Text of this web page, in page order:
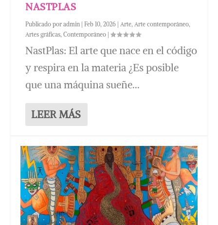
NASTPLAS
Publicado poradmin |Feb 10, 2026 |Arte,Arte contemporáneo,
Artes gráficas,Contemporáneo |
NastPlas: El arte que nace en el código
y respira en la materia ¿Es posible
que una máquina sueñe...
LEER MÁS